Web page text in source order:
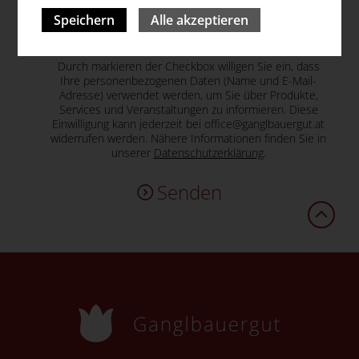
Durch markieren der Checkbox willigen Sie ein, dass
Ihre personenbezogenen Daten (Name und E-Mail-
Adresse) verwendet werden, um Sie über Produkte,
Services und Veranstaltungen zu informieren. Diese
Einwilligung kann jederzeit bei office@ganglbauergut.at
widerrufen werden. Nähere Informationen finden Sie in
unserer Datenschutzerklärung.
Speichern Alle akzeptieren